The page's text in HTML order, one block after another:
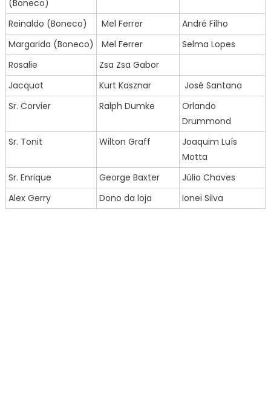
(Boneco)
Reinaldo (Boneco) Mel Ferrer
André Filho
Margarida (Boneco)
Mel Ferrer
Selma Lopes
Rosalie
Zsa Zsa Gabor
Jacquot
Kurt Kasznar
José Santana
Sr. Corvier
Ralph Dumke
Orlando
Drummond
Sr. Tonit
Wilton Graff
Joaquim Luís
Motta
Sr. Enrique
George Baxter
Júlio Chaves
Alex Gerry
Dono da loja Ionei Silva